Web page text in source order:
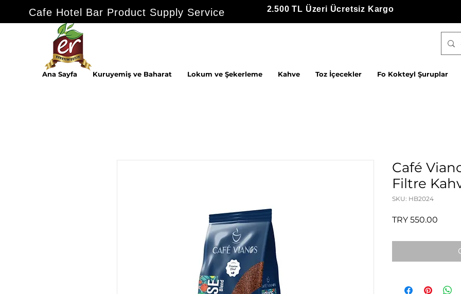
Cafe Hotel Bar Product Supply Service 2.500 TL Üzeri Ücretsiz Kargo
Ana Sayfa Kuruyemiş ve Baharat Lokum ve Şekerleme Kahve Toz İçecekler Fo Kokteyl Şuruplar
Café
Filtre
SKU: HB2024
TRY 550.00